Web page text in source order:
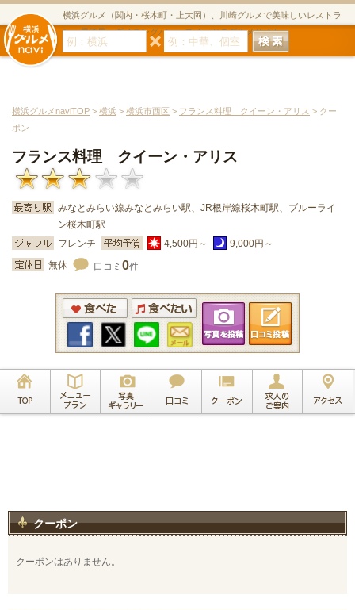
横浜グルメ（関内・桜木町・上大岡）、川崎グルメで美味しいレストラ
ン・居酒屋・ダイニングバー・スイーツのグルメサイト
横浜グルメnaviTOP > 横浜 > 横浜市西区 > フランス料理 クイーン・アリス > クー
ポン
フランス料理 クイーン・アリス
みなとみらい線みなとみらい駅、JR根岸線桜木町駅、ブルーライ
ン桜木町駅
フレンチ
4,500円～
9,000円～
無休
口コミ 0件
クーポン
クーポンはありません。